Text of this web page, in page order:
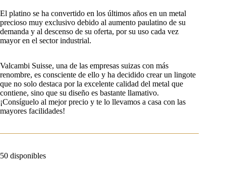
El platino se ha convertido en los últimos años en un metal
precioso muy exclusivo debido al aumento paulatino de su
demanda y al descenso de su oferta, por su uso cada vez
mayor en el sector industrial.
Valcambi Suisse, una de las empresas suizas con más
renombre, es consciente de ello y ha decidido crear un lingote
que no solo destaca por la excelente calidad del metal que
contiene, sino que su diseño es bastante llamativo.
¡Consíguelo al mejor precio y te lo llevamos a casa con las
mayores facilidades!
50 disponibles